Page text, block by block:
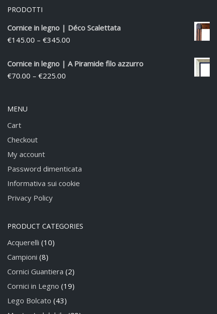
PRODOTTI
Cornice in legno | Déco Scalettata
€145.00 – €345.00
Cornice in legno | A Piramide filo azzurro
€70.00 – €225.00
MENU
Cart
Checkout
My account
Password dimenticata
Informativa sui cookie
Privacy Policy
PRODUCT CATEGORIES
Acquerelli (10)
Campioni (8)
Cornici Guantiera (2)
Cornici in Legno (19)
Lego Bolcato (43)